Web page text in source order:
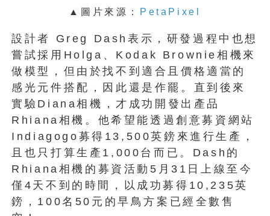
▲圖片來源： PetaPixel
設計者 Greg Dash表示，研發過程中也想
嘗試採用Holga、Kodak Brownie相機來
做模型，但由於找不到適合且價格適當的
感光元件搭配，因此還是作罷。直到後來
實驗Diana相機，才成功開發出產品
Rhiana相機。他希望能透過創意募資網站
Indiagogo募得13,500英鎊來進行生產，
且也只打算生產1,000台而已。Dash的
Rhiana相機的募資活動5月31日上線至今
僅4天不到的時間，以成功募得10,235英
鎊，100名50元的早鳥方案已經全數售